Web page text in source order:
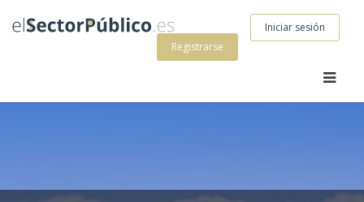
Iniciar sesión
Registrarse